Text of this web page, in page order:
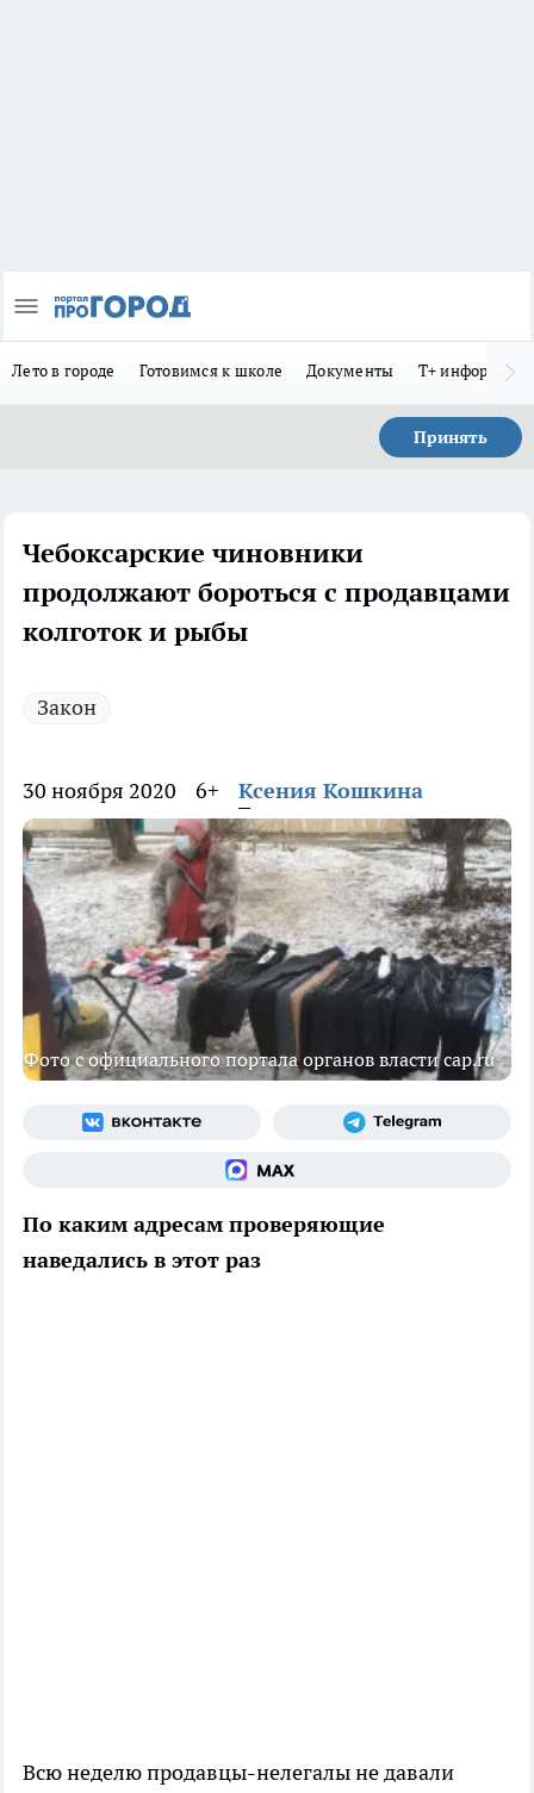
Лето в городе Готовимся к школе Документы Т+
Принять
Чебоксарские чиновники
продолжают бороться с продавцами
колготок и рыбы
Закон
30 ноября 2020 6+ Ксения Кошкина
Фото с официального портала органов власти cap.ru
По каким адресам проверяющие
наведались в этот раз
Всю неделю продавцы-нелегалы не давали